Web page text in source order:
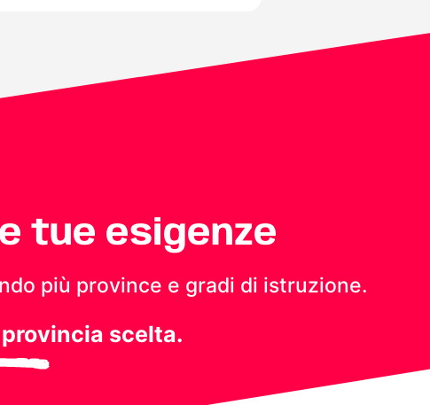
tue esigenze
più province e gradi di istruzione.
scelta.